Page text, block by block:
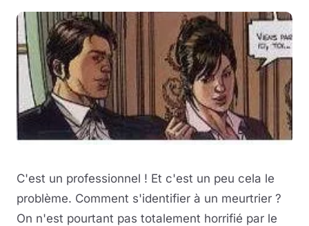
C'est un professionnel ! Et c'est un peu cela le
problème. Comment s'identifier à un meurtrier ?
On n'est pourtant pas totalement horrifié par le